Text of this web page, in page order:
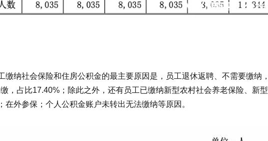
缴纳社会保险和住房公积金的最主要原因是，员工退休返聘、不需要缴纳
，占比17.40%；除此之外，还有员工已缴纳新型农村社会养老保险、新
外参保；个人公积金账户未转出无法缴纳等原因。